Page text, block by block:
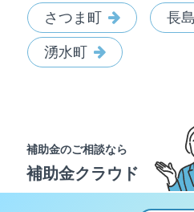
さつま町 長
湧水町
補助金のご相談なら
補助金クラウド